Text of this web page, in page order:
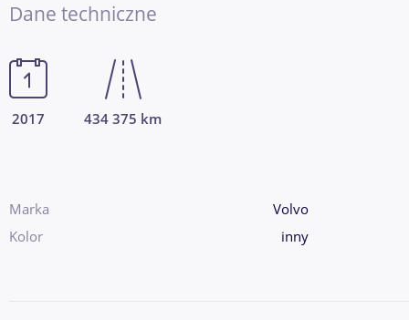
Dane techniczne
2017 434 375 km
Marka
Volvo
Kolor
inny